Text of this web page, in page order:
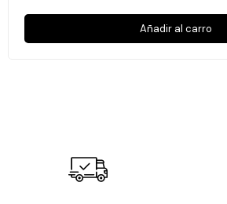
Añadir al carro